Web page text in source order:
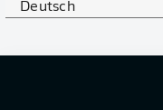
Deutsch